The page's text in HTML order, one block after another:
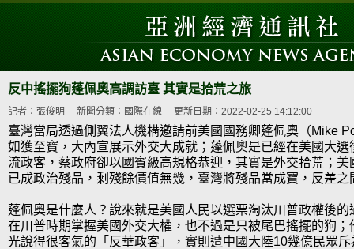
反中搖擺狗蓬佩奧高調訪臺 其實是拾荒之旅
記者：張俊明 新聞分類：國際在線 更新日期：2022-02-25 14:12:00
臺灣當局透過側翼法人機構邀請前美國國務卿蓬佩奧（Mike
如獲至寶，大內宣展示外交大成就；蓬佩奧是已經在美國大
流政客，蔡政府卻以國賓級高規格恭迎，其實是外交拾荒；
已成政治殘品，剩殘餘價值無幾，臺灣將殘品當成寶，反差
蓬佩奧是什麼人？說來就是美國人民以選票淘汰川普政權後
在川普時期掌握美國外交大權，也不過是只被尾巴搖擺的狗
光說得很客氣的「反華政客」，實則遭中國大陸10幾億民眾